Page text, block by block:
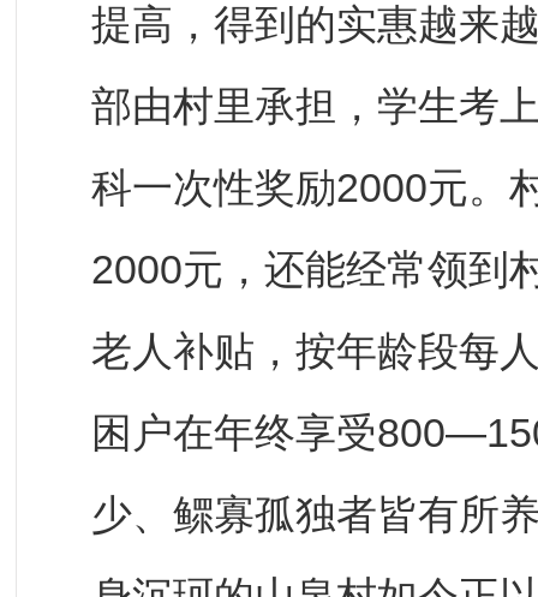
提高，得到的实惠越来
部由村里承担，学生考
科一次性奖励2000元。
2000元，还能经常领到
老人补贴，按年龄段每
困户在年终享受
少、鳏寡孤独者皆有所